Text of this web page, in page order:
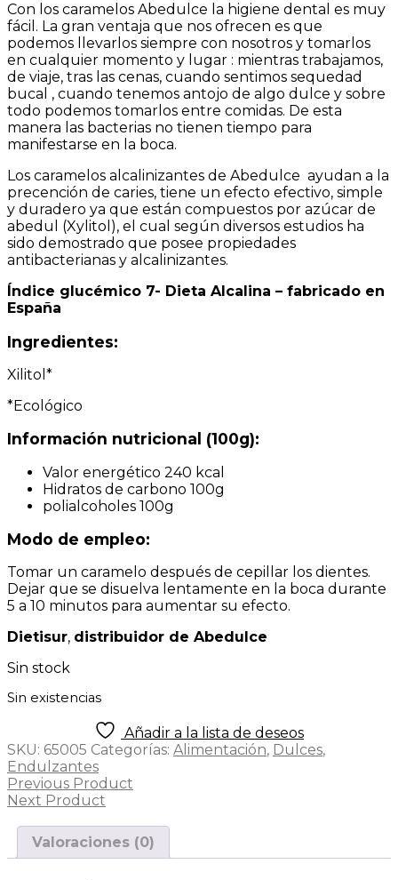
Con los caramelos Abedulce la higiene dental es muy
fácil. La gran ventaja que nos ofrecen es que
podemos llevarlos siempre con nosotros y tomarlos
en cualquier momento y lugar : mientras trabajamos,
de viaje, tras las cenas, cuando sentimos sequedad
bucal , cuando tenemos antojo de algo dulce y sobre
todo podemos tomarlos entre comidas. De esta
manera las bacterias no tienen tiempo para
manifestarse en la boca.
Los caramelos alcalinizantes de Abedulce ayudan a la
precención de caries, tiene un efecto efectivo, simple
y duradero ya que están compuestos por azúcar de
abedul (Xylitol), el cual según diversos estudios ha
sido demostrado que posee propiedades
antibacterianas y alcalinizantes.
Índice glucémico 7- Dieta Alcalina – fabricado en
España
Ingredientes:
Xilitol*
*Ecológico
Información nutricional (100g):
Valor energético 240 kcal
Hidratos de carbono 100g
polialcoholes 100g
Modo de empleo:
Tomar un caramelo después de cepillar los dientes.
Dejar que se disuelva lentamente en la boca durante
5 a 10 minutos para aumentar su efecto.
Dietisur, distribuidor de Abedulce
Sin stock
Sin existencias
Añadir a la lista de deseos
SKU: 65005 Categorías: Alimentación, Dulces,
Endulzantes
Previous Product
Next Product
Valoraciones (0)